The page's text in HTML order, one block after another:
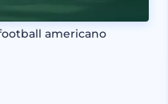
americano